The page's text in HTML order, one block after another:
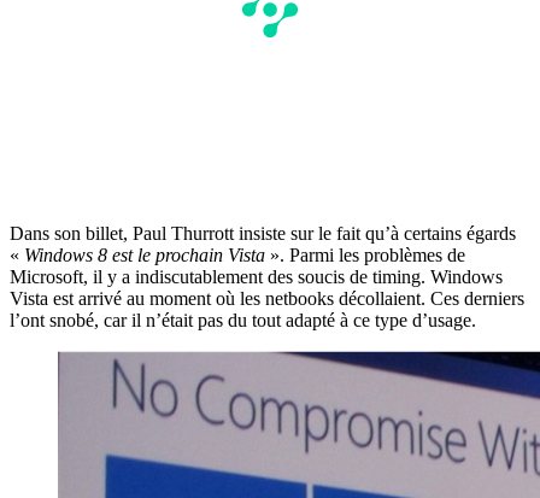
Dans son billet, Paul Thurrott insiste sur le fait qu’à certains égards
« Windows 8 est le prochain Vista ». Parmi les problèmes de
Microsoft, il y a indiscutablement des soucis de timing. Windows
Vista est arrivé au moment où les netbooks décollaient. Ces derniers
l’ont snobé, car il n’était pas du tout adapté à ce type d’usage.